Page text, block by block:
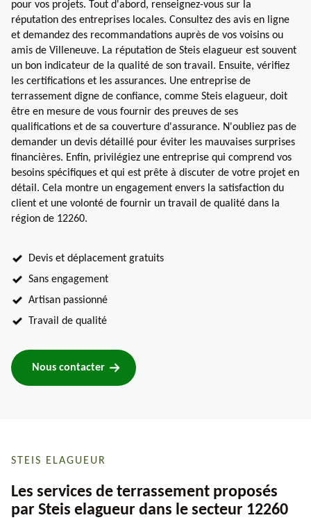
pour vos projets. Tout d'abord, renseignez-vous sur la
réputation des entreprises locales. Consultez des avis en ligne
et demandez des recommandations auprès de vos voisins ou
amis de Villeneuve. La réputation de Steis elagueur est souvent
un bon indicateur de la qualité de son travail. Ensuite, vérifiez
les certifications et les assurances. Une entreprise de
terrassement digne de confiance, comme Steis elagueur, doit
être en mesure de vous fournir des preuves de ses
qualifications et de sa couverture d'assurance. N'oubliez pas de
demander un devis détaillé pour éviter les mauvaises surprises
financières. Enfin, privilégiez une entreprise qui comprend vos
besoins spécifiques et qui est prête à discuter de votre projet en
détail. Cela montre un engagement envers la satisfaction du
client et une volonté de fournir un travail de qualité dans la
région de 12260.
Devis et déplacement gratuits
Sans engagement
Artisan passionné
Travail de qualité
Nous contacter
STEIS ELAGUEUR
Les services de terrassement proposés
par Steis elagueur dans le secteur 12260